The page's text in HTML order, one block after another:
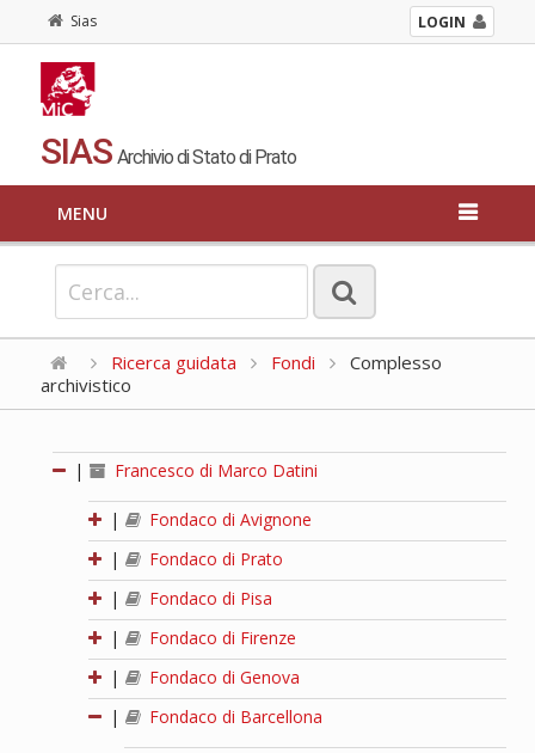
Sias LOGIN
SIAS Archivio di Stato di Prato
MENU
Ricerca guidata Fondi
Complesso
archivistico
| Francesco di Marco Datini
|
Fondaco di Avignone
|
Fondaco di Prato
|
Fondaco di Pisa
|
Fondaco di Firenze
|
Fondaco di Genova
|
Fondaco di Barcellona